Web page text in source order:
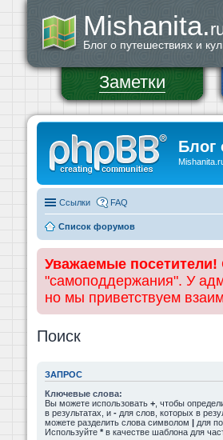
Mishanita.
Блог о путешествиях и
Заметки
Блог
Ссылки FAQ
Список форумов
Уважаемые посетители!
"самоподдержания". У
но мы приветствуем
Поиск
ЗАПРОС
Ключевые слова:
Вы можете использовать + , чтобы
в результатах, и - для слов, которых в
можете разделить слова символом | для
Используйте * в качестве шаблона для